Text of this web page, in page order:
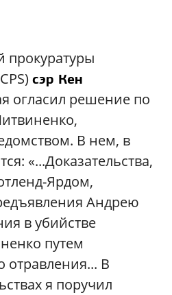
прокуратуры
сэр Кен
огласил решение по
В нем, в
«...Доказательства,
Ярдом,
Андрею
в убийстве
путем
В
я поручил